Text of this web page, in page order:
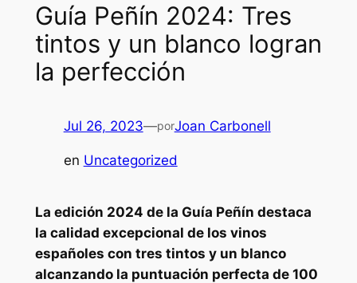
Guía Peñín 2024: Tres
tintos y un blanco logran
la perfección
Jul 26, 2023—porJoan Carbonell
en Uncategorized
La edición 2024 de la Guía Peñín destaca
la calidad excepcional de los vinos
españoles con tres tintos y un blanco
alcanzando la puntuación perfecta de 100